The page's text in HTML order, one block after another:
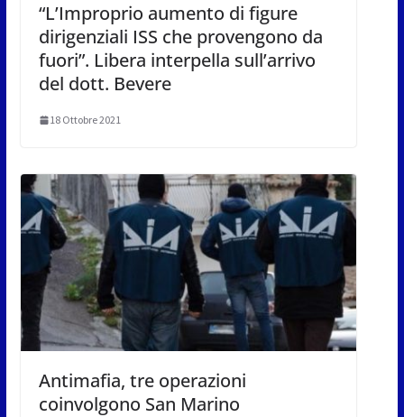
“L’Improprio aumento di figure
dirigenziali ISS che provengono da
fuori”. Libera interpella sull’arrivo
del dott. Bevere
18 Ottobre 2021
Antimafia, tre operazioni
coinvolgono San Marino